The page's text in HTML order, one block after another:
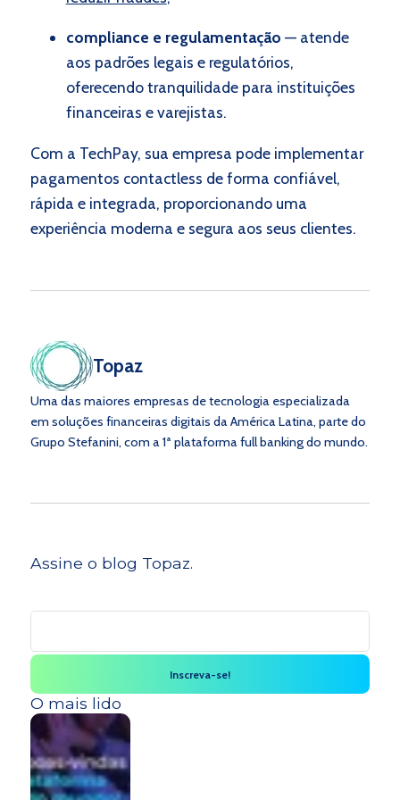
compliance e regulamentação — atende
aos padrões legais e regulatórios,
oferecendo tranquilidade para instituições
financeiras e varejistas.
Com a TechPay, sua empresa pode implementar
pagamentos contactless de forma confiável,
rápida e integrada, proporcionando uma
experiência moderna e segura aos seus clientes.
Topaz
Uma das maiores empresas de tecnologia especializada
em soluções financeiras digitais da América Latina, parte do
Grupo Stefanini, com a 1ª plataforma full banking do mundo.
Assine o blog Topaz.
O mais lido